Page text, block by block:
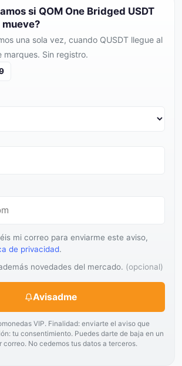
si QOM One Bridged USDT
mueve?
una sola vez, cuando QUSDT llegue al
marques. Sin registro.
mi correo para enviarme este aviso,
de privacidad.
novedades del mercado. (opcional)
Avisadme
VIP. Finalidad: enviarte el aviso que
tu consentimiento. Puedes darte de baja en un
No cedemos tus datos a terceros.